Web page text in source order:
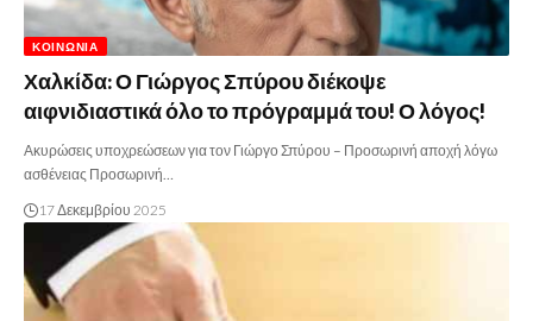
ΚΟΙΝΩΝΊΑ
Χαλκίδα: Ο Γιώργος Σπύρου διέκοψε
αιφνιδιαστικά όλο το πρόγραμμά του! Ο λόγος!
Ακυρώσεις υποχρεώσεων για τον Γιώργο Σπύρου – Προσωρινή αποχή λόγω
ασθένειας Προσωρινή…
17 Δεκεμβρίου 2025